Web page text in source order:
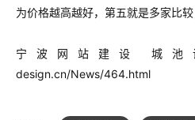
为价格越高越好，第五就是多家比
宁波网站建设 城池
design.cn/News/464.html